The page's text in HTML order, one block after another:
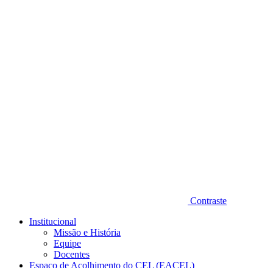
Contraste
Institucional
Missão e História
Equipe
Docentes
Espaço de Acolhimento do CEL (EACEL)